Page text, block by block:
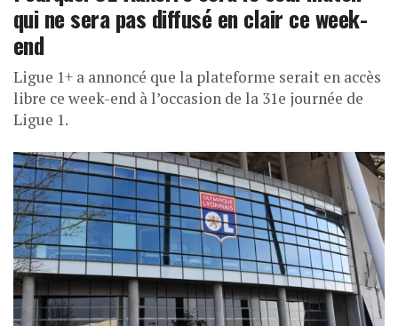
qui ne sera pas diffusé en clair ce week-
end
Ligue 1+ a annoncé que la plateforme serait en accès
libre ce week-end à l’occasion de la 31e journée de
Ligue 1.